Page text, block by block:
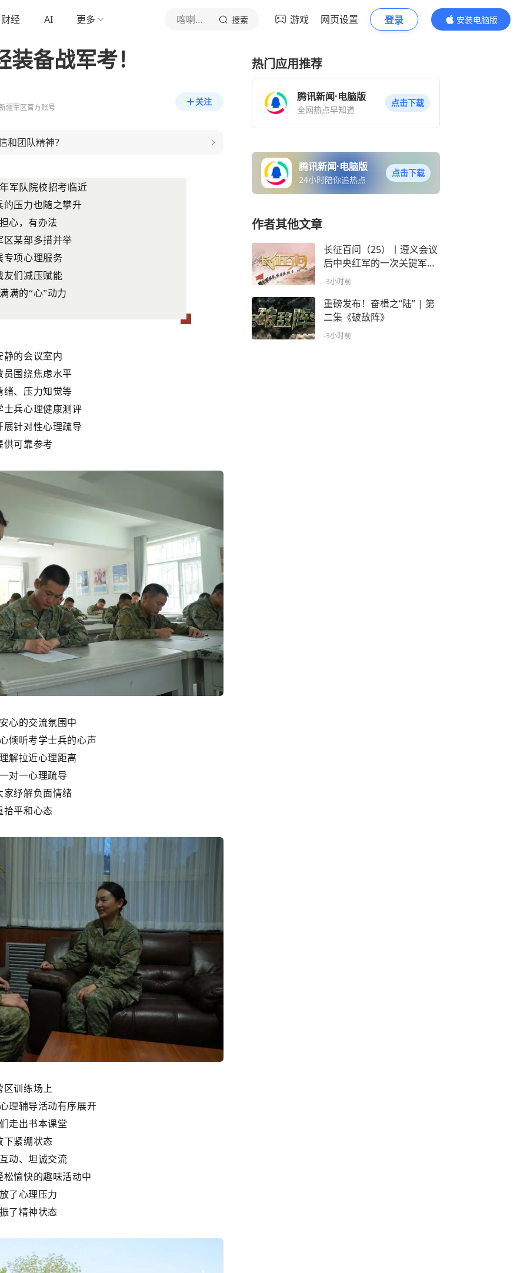
财经 AI 更多 喀喇昆仑卫士 搜索 游戏 网页设置 登录
安装电脑版
内容更精彩
备战军考！
疆军区官方账号
关注
和团队精神？
军队院校招考临近
的压力也随之攀升
心，有办法
区某部多措并举
专项心理服务
友们减压赋能
满的“心”动力
静的会议室内
员围绕焦虑水平
绪、压力知觉等
士兵心理健康测评
展针对性心理疏导
供可靠参考
心的交流氛围中
倾听考学士兵的心声
解拉近心理距离
对一心理疏导
家纾解负面情绪
拾平和心态
区训练场上
理辅导活动有序展开
走出书本课堂
下紧绷状态
动、坦诚交流
松愉快的趣味活动中
了心理压力
了精神状态
热门应用推荐
腾讯新闻·电脑版
全网热点早知道
点击下载
腾讯新闻·电脑版
24小时陪你追热点
点击下载
作者其他文章
长征百问（25）丨遵义会议
后中央红军的一次关键军事
调整是什么？
-3小时前
重磅发布！奋楫之“陆” | 第
二集《破敌阵》
-3小时前